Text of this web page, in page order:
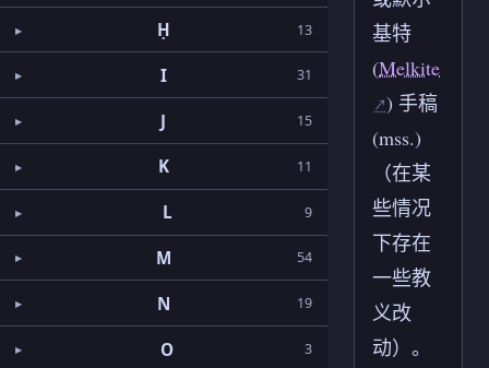
Ḥ 13
I 31
J 15
K 11
L 9
M 54
N 19
O 3
基特
(Melkite
) 手稿
(mss.)
（在某
些情况
下存在
一些教
义改
动）。